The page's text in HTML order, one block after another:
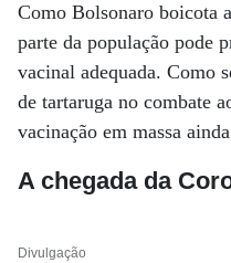
Como Bolsonaro boicota
parte da população pode
vacinal adequada. Como
de tartaruga no combate
vacinação em massa
A chegada da
Divulgação